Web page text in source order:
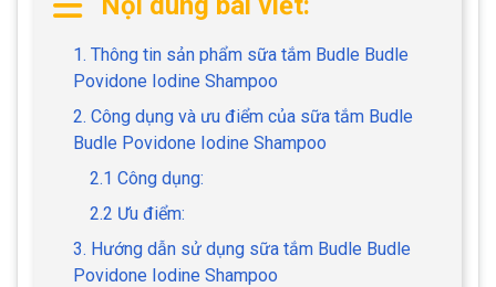
1. Thông tin sản phẩm sữa tắm Budle Budle
Povidone Iodine Shampoo
2. Công dụng và ưu điểm của sữa tắm Budle
Budle Povidone Iodine Shampoo
2.1 Công dụng:
2.2 Ưu điểm:
3. Hướng dẫn sử dụng sữa tắm Budle Budle
Povidone Iodine Shampoo